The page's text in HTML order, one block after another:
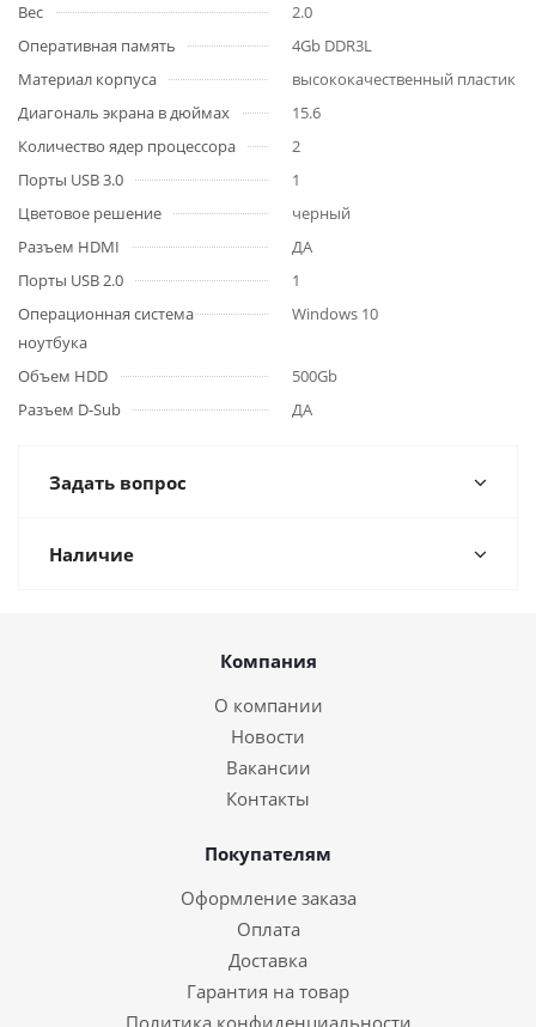
Вес
2.0
Оперативная память
4Gb DDR3L
Материал корпуса
высококачественный пластик
Диагональ экрана в дюймах
15.6
Количество ядер процессора
2
Порты USB 3.0
1
Цветовое решение
черный
Разъем HDMI
ДА
Порты USB 2.0
1
Операционная система
ноутбука
Windows 10
Объем HDD
500Gb
Разъем D-Sub
ДА
Задать вопрос
Наличие
Компания
О компании
Новости
Вакансии
Контакты
Покупателям
Оформление заказа
Оплата
Доставка
Гарантия на товар
Политика конфиденциальности